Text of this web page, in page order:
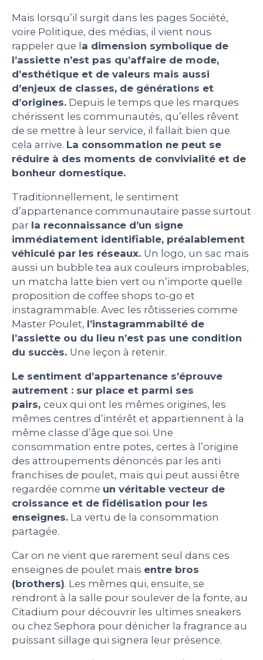
Mentions légales
Politique de protection des données
personnelles
Plan du site
Mais lorsqu’il surgit dans les pages Société,
voire Politique, des médias, il vient nous
rappeler que la dimension symbolique de
l’assiette n’est pas qu’affaire de mode,
d’esthétique et de valeurs mais aussi
d’enjeux de classes, de générations et
d’origines. Depuis le temps que les marques
chérissent les communautés, qu’elles rêvent
de se mettre à leur service, il fallait bien que
cela arrive. La consommation ne peut se
réduire à des moments de convivialité et de
bonheur domestique.
Traditionnellement, le sentiment
d’appartenance communautaire passe surtout
par la reconnaissance d’un signe
immédiatement identifiable, préalablement
véhiculé par les réseaux. Un logo, un sac mais
aussi un bubble tea aux couleurs improbables,
un matcha latte bien vert ou n’importe quelle
proposition de coffee shops to-go et
instagrammable. Avec les rôtisseries comme
Master Poulet, l’instagrammabilté de
l’assiette ou du lieu n’est pas une condition
du succès. Une leçon à retenir.
Le sentiment d’appartenance s’éprouve
autrement : sur place et parmi ses
pairs, ceux qui ont les mêmes origines, les
mêmes centres d’intérêt et appartiennent à la
même classe d’âge que soi. Une
consommation entre potes, certes à l’origine
des attroupements dénoncés par les anti
franchises de poulet, mais qui peut aussi être
regardée comme un véritable vecteur de
croissance et de fidélisation pour les
enseignes. La vertu de la consommation
partagée.
Car on ne vient que rarement seul dans ces
enseignes de poulet mais entre bros
(brothers). Les mêmes qui, ensuite, se
rendront à la salle pour soulever de la fonte, au
Citadium pour découvrir les ultimes sneakers
ou chez Sephora pour dénicher la fragrance au
puissant sillage qui signera leur présence.